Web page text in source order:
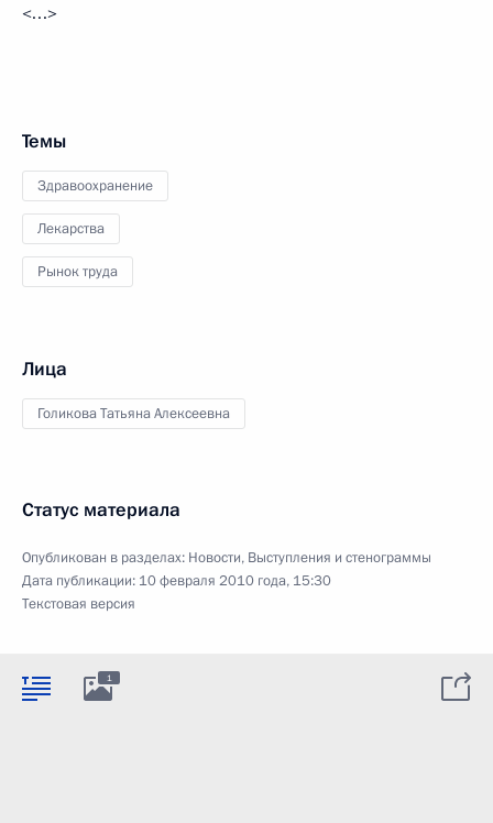
<…>
Темы
Здравоохранение
Лекарства
Рынок труда
Лица
Голикова Татьяна Алексеевна
Статус материала
Опубликован в разделах: Новости, Выступления и стенограммы
Дата публикации: 10 февраля 2010 года, 15:30
Текстовая версия
1